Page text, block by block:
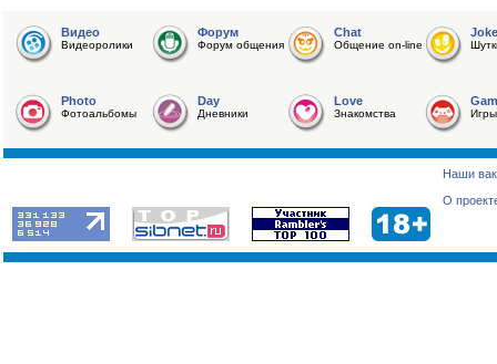
Видео
Видеоролики
Форум
Форум общения
Chat
Общение on-line
Joke
Photo
Фотоальбомы
Day
Дневники
Love
Знакомства Игры
Наши
О